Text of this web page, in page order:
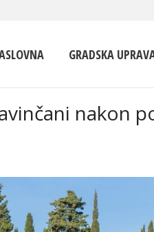
GRADSKA
nakon